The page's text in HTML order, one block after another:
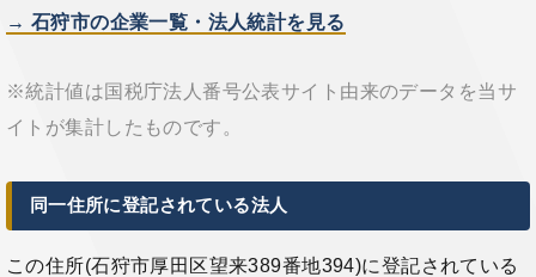
→ 石狩市の企業一覧・法人統計を見る
※統計値は国税庁法人番号公表サイト由来のデータを当サ
イトが集計したものです。
同一住所に登記されている法人
この住所(石狩市厚田区望来389番地394)に登記されている